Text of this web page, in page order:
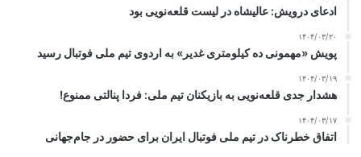
ادعای درویش: عالیشاه در لیست قلعه‌نویی بود
۱۴۰۴/۰۳/۲۰
پویش «مهمونی ده کیلومتری غدیر» به اردوی تیم ملی فوتبال رسید
۱۴۰۴/۰۳/۱۹
هشدار جدی قلعه‌نویی به بازیکنان تیم ملی: فردا پنالتی ممنوع!
۱۴۰۴/۰۳/۱۷
اتفاق خطرناک در تیم ملی فوتبال ایران برای حضور در جام‌جهانی